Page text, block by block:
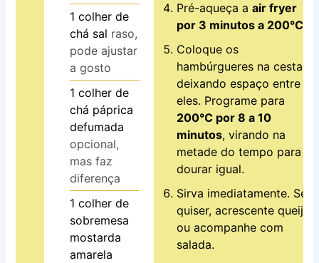
1 colher de
chá sal raso,
pode ajustar
a gosto
1 colher de
chá páprica
defumada
opcional,
mas faz
diferença
1 colher de
sobremesa
mostarda
amarela
Pré-aqueça aair fryer
por 3 minutos a 200°C
Coloque os
hambúrgueres na cesta,
deixando espaço entre
eles. Programe para
200°C por 8 a 10
minutos, virando na
metade do tempo para
dourar igual.
Sirva imediatamente. Se
quiser, acrescente queijo
ou acompanhe com
salada.